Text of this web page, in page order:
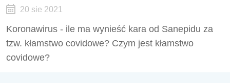
20 sie 2021
Koronawirus - ile ma wynieść kara od Sanepidu za
tzw. kłamstwo covidowe? Czym jest kłamstwo
covidowe?